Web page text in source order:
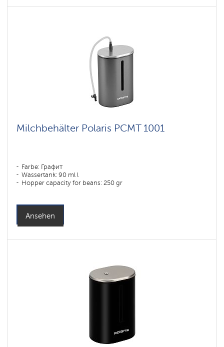
Milchbehälter Polaris PCMT 1001
Farbe: Графит
Wassertank: 90 ml l
Hopper capacity for beans: 250 gr
Ansehen